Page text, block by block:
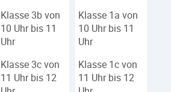
Klasse 3b von
10 Uhr bis 11
Uhr
Klasse 3c von
11 Uhr bis 12
Klasse 1a von
10 Uhr bis 11
Uhr
Klasse 1c von
11 Uhr bis 12